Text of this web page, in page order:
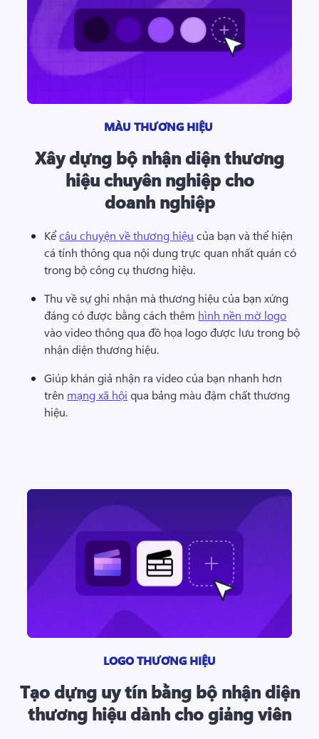
MÀU THƯƠNG HIỆU
Xây dựng bộ nhận diện thương
hiệu chuyên nghiệp cho
doanh nghiệp
Kể câu chuyện về thương hiệu của bạn và thể hiện
cá tính thông qua nội dung trực quan nhất quán có
trong bộ công cụ thương hiệu.
Thu về sự ghi nhận mà thương hiệu của bạn xứng
đáng có được bằng cách thêm hình nền mờ logo
vào video thông qua đồ họa logo được lưu trong bộ
nhận diện thương hiệu.
Giúp khán giả nhận ra video của bạn nhanh hơn
trên mạng xã hội qua bảng màu đậm chất thương
hiệu.
LOGO THƯƠNG HIỆU
Tạo dựng uy tín bằng bộ nhận diện
thương hiệu dành cho giảng viên